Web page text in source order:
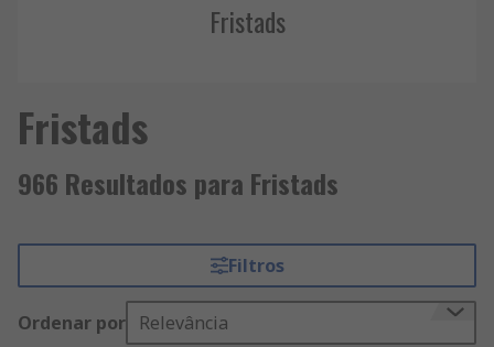
Fristads
Fristads
966 Resultados para Fristads
Filtros
Ordenar por Relevância